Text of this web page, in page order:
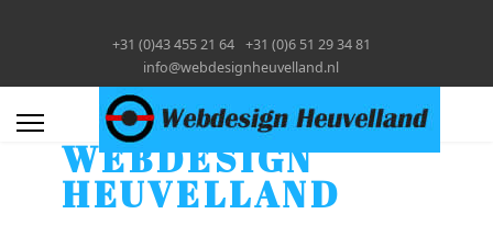
+31 (0)43 455 21 64
+31 (0)6 51 29 34 81
info@webdesignheuvelland.nl
WEBDESIGN
HEUVELLAND